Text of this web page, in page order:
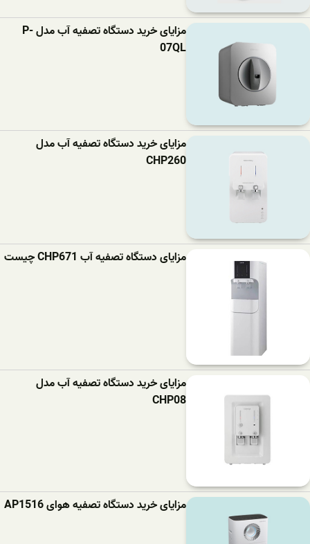
مزایای خرید دستگاه تصفیه آب مدل P-
07QL
مزایای خرید دستگاه تصفیه آب مدل
CHP260
مزایای دستگاه تصفیه آب CHP671 چیست
مزایای خرید دستگاه تصفیه آب مدل
CHP08
مزایای خرید دستگاه تصفیه هوای AP1516